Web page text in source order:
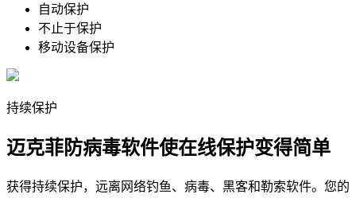
自动保护
不止于保护
移动设备保护
持续保护
迈克菲防病毒软件使在线保护变得简单
获得持续保护，远离网络钓鱼、病毒、黑客和勒索软件。您的